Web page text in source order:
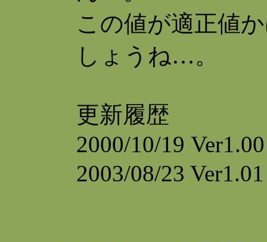
この値が適正値
しょうね…。
更新履歴
2000/10/19 Ver1.00
2003/08/23